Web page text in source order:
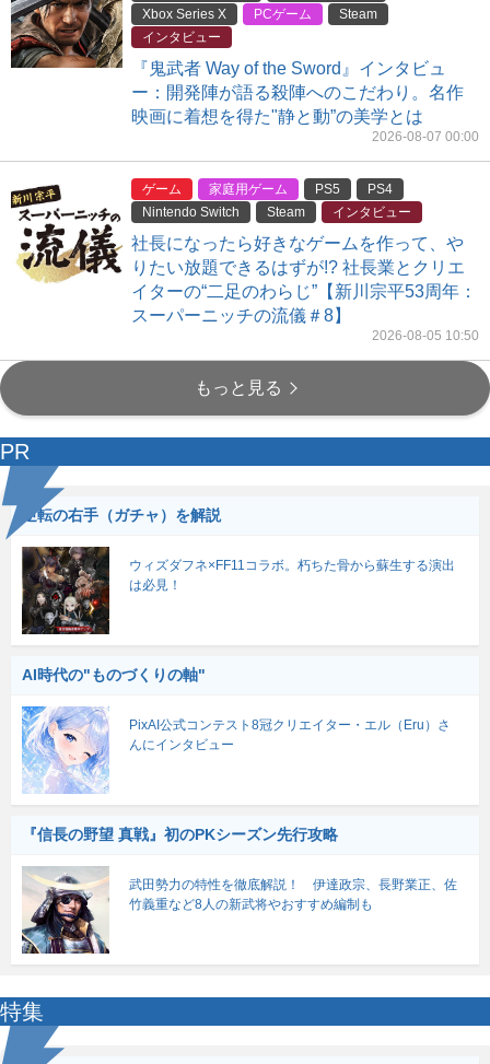
Xbox Series X
PCゲーム
Steam
インタビュー
『鬼武者 Way of the Sword』インタビュ
ー：開発陣が語る殺陣へのこだわり。名作
映画に着想を得た"静と動”の美学とは
2026-08-07 00:00
ゲーム 家庭用ゲーム PS5
PS4
Nintendo Switch
Steam インタビュー
社長になったら好きなゲームを作って、や
りたい放題できるはずが!? 社長業とクリエ
イターの“二足のわらじ”【新川宗平53周年：
スーパーニッチの流儀＃8】
2026-08-05 10:50
もっと見る
PR
逆転の右手（ガチャ）を解説
ウィズダフネ×FF11コラボ。朽ちた骨から蘇生する演出
は必見！
AI時代の"ものづくりの軸"
PixAI公式コンテスト8冠クリエイター・エル（Eru）さ
んにインタビュー
『信長の野望 真戦』初のPKシーズン先行攻略
武田勢力の特性を徹底解説！ 伊達政宗、長野業正、佐
竹義重など8人の新武将やおすすめ編制も
特集